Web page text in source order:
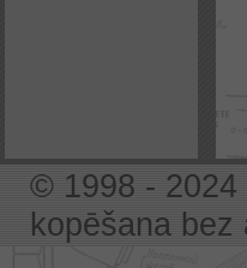
© 1998 - 2024
kopēšana